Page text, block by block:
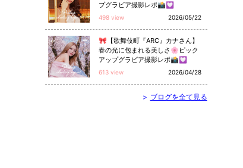
プグラビア撮影レポ📸💟
498 view 2026/05/22
🎀【歌舞伎町『ARC』カナさん】
春の光に包まれる美しさ🌸ピック
アップグラビア撮影レポ📸💟
613 view 2026/04/28
> ブログを全て見る